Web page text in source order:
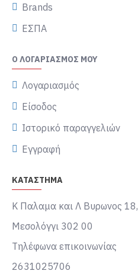
Brands
ΕΣΠΑ
Ο ΛΟΓΑΡΙΑΣΜΌΣ ΜΟΥ
Λογαριασμός
Είσοδος
Ιστορικό παραγγελιών
Εγγραφή
ΚΑΤΑΣΤΗΜΑ
Κ Παλαμα και Λ Βυρωνος 18,
Μεσολόγγι 302 00
Τηλέφωνα επικοινωνίας
2631025706